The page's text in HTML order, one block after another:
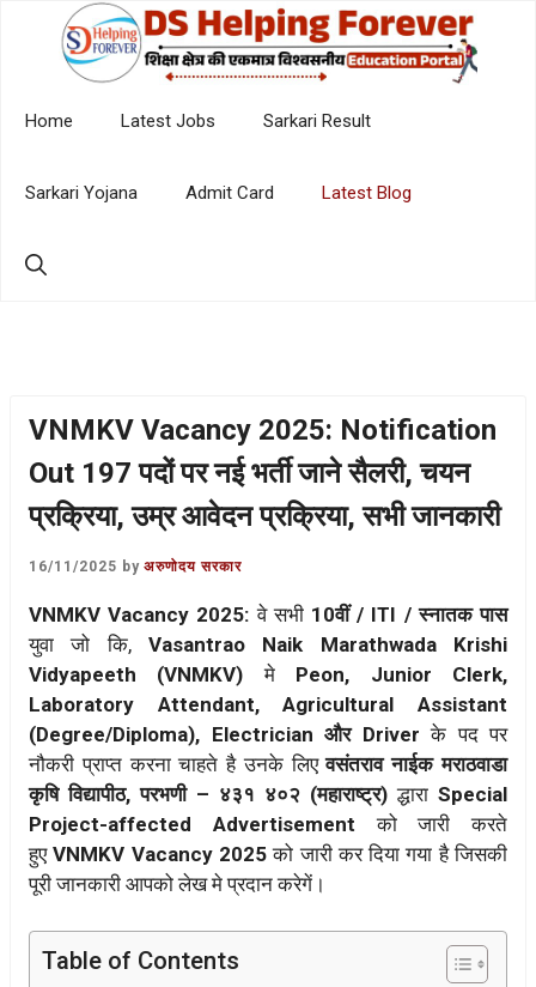
Home Latest Jobs Sarkari Result
Sarkari Yojana Admit Card Latest Blog
VNMKV Vacancy 2025: Notification
Out 197 पदों पर नई भर्ती जाने सैलरी, चयन
प्रक्रिया, उम्र आवेदन प्रक्रिया, सभी जानकारी
16/11/2025 byअरुणोदय सरकार
VNMKV Vacancy 2025: वे सभी 10वीं / ITI / स्नातक पास
युवा जो कि, Vasantrao Naik Marathwada Krishi
Vidyapeeth (VNMKV)मे Peon, Junior Clerk,
Laboratory Attendant, Agricultural Assistant
(Degree/Diploma), Electrician और Driverके पद पर
नौकरी प्राप्त करना चाहते है उनके लिएवसंतराव नाईक मराठवाडा
कृषि विद्यापीठ, परभणी – ४३१ ४०२ (महाराष्ट्र)द्धारा Special
Project-affected Advertisementको जारी करते
हुएVNMKV Vacancy 2025को जारी कर दिया गया है जिसकी
पूरी जानकारी आपको लेख मे प्रदान करेगें।
Table of Contents